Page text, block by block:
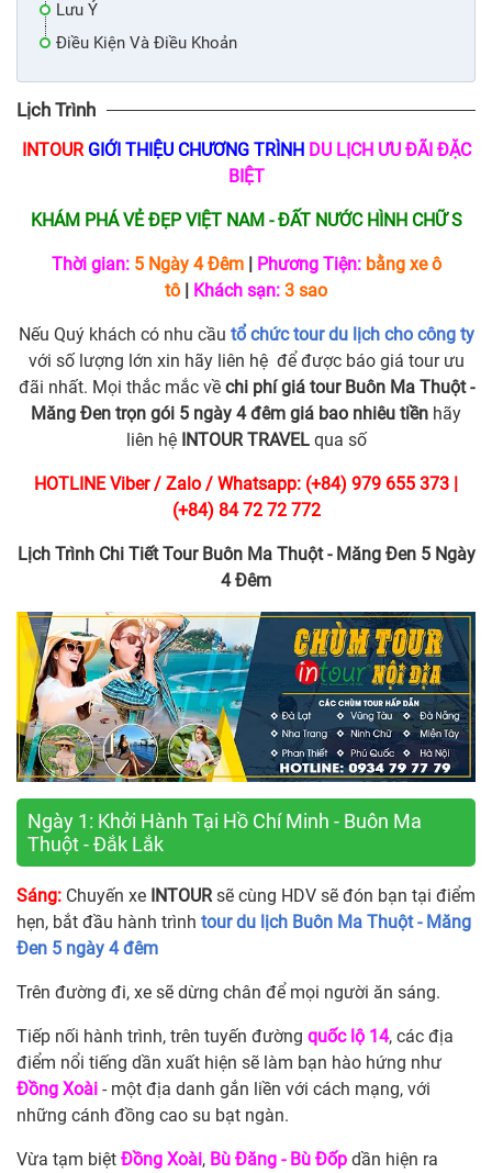
Lưu Ý
Điều Kiện Và Điều Khoản
Lịch Trình
INTOUR GIỚI THIỆU CHƯƠNG TRÌNH DU LỊCH ƯU ĐÃI ĐẶC
BIỆT
KHÁM PHÁ VẺ ĐẸP VIỆT NAM - ĐẤT NƯỚC HÌNH CHỮ S
Thời gian: 5 Ngày 4 Đêm| Phương Tiện: bằng xe ô
tô
Khách sạn: 3 sao
Nếu Quý khách có nhu cầu tổ chức tour du lịch cho công ty
với số lượng lớn xin hãy liên hệ để được báo giá tour ưu
đãi nhất. Mọi thắc mắc về chi phí giá tour Buôn Ma Thuột -
Măng Đen trọn gói 5 ngày 4 đêm giá bao nhiêu tiền hãy
liên hệ INTOUR TRAVELqua số
HOTLINE Viber / Zalo / Whatsapp: (+84) 979 655 373 |
(+84) 84 72 72 772
Lịch Trình Chi Tiết Tour Buôn Ma Thuột - Măng Đen 5 Ngày
4 Đêm
Ngày 1: Khởi Hành Tại Hồ Chí Minh - Buôn Ma
Thuột - Đắk Lắk
Sáng: Chuyến xe INTOURsẽ cùng HDV sẽ đón bạn tại điểm
hẹn, bắt đầu hành trình tour du lịch Buôn Ma Thuột - Măng
Đen 5 ngày 4 đêm
Trên đường đi, xe sẽ dừng chân để mọi người ăn sáng.
Tiếp nối hành trình, trên tuyến đường quốc lộ 14, các địa
điểm nổi tiếng dần xuất hiện sẽ làm bạn hào hứng như
Đồng Xoài - một địa danh gắn liền với cách mạng, với
những cánh đồng cao su bạt ngàn.
Vừa tạm biệt Đồng Xoài, Bù Đăng - Bù Đốp dần hiện ra